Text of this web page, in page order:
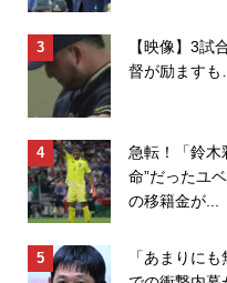
【映像】3試
督が励ますも…
急転！「鈴木
命”だったユ
の移籍金が...
「あまりに